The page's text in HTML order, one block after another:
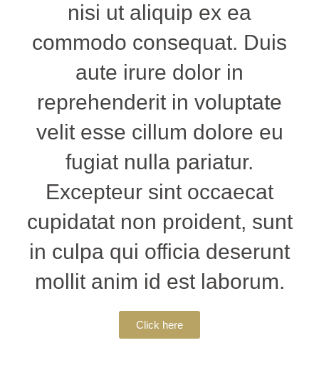
nisi ut aliquip ex ea
commodo consequat. Duis
aute irure dolor in
reprehenderit in voluptate
velit esse cillum dolore eu
fugiat nulla pariatur.
Excepteur sint occaecat
cupidatat non proident, sunt
in culpa qui officia deserunt
mollit anim id est laborum.
Click here